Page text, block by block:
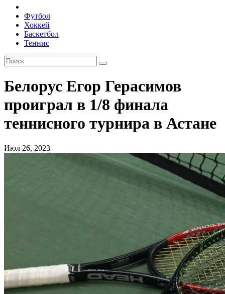
Футбол
Хоккей
Баскетбол
Теннис
Белорус Егор Герасимов
проиграл в 1/8 финала
теннисного турнира в Астане
Июл 26, 2023